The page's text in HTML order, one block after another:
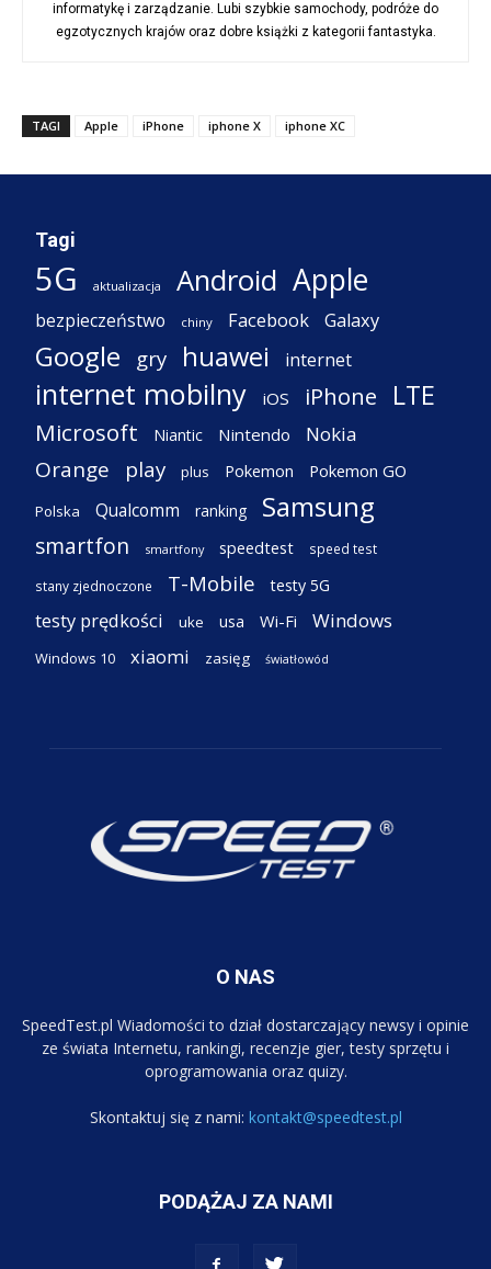
informatykę i zarządzanie. Lubi szybkie samochody, podróże do
egzotycznych krajów oraz dobre książki z kategorii fantastyka.
TAGI Apple iPhone iphone X iphone XC
Tagi
5G aktualizacja Android Apple
bezpieczeństwo chiny Facebook Galaxy
Google gry huawei internet
internet mobilny iOS iPhone LTE
Microsoft Niantic Nintendo Nokia
Orange play plus Pokemon Pokemon GO
Polska Qualcomm ranking Samsung
smartfon smartfony speedtest speed test
stany zjednoczone T-Mobile testy 5G
testy prędkości uke usa Wi-Fi Windows
Windows 10 xiaomi zasięg światłowód
O NAS
SpeedTest.pl Wiadomości to dział dostarczający newsy i opinie
ze świata Internetu, rankingi, recenzje gier, testy sprzętu i
oprogramowania oraz quizy.
Skontaktuj się z nami: kontakt@speedtest.pl
PODĄŻAJ ZA NAMI